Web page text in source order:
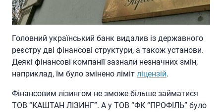
Головний український банк видалив із державного
реєстру дві фінансові структури, а також установи.
Деякі фінансові компанії зазнали незначних змін,
наприклад, їм було змінено ліміт ліцензій.
Фінансовим лізингом не зможе більше займатися
ТОВ “КАШТАН ЛІЗИНГ”. А у ТОВ “ФК “ПРОФІЛЬ” було